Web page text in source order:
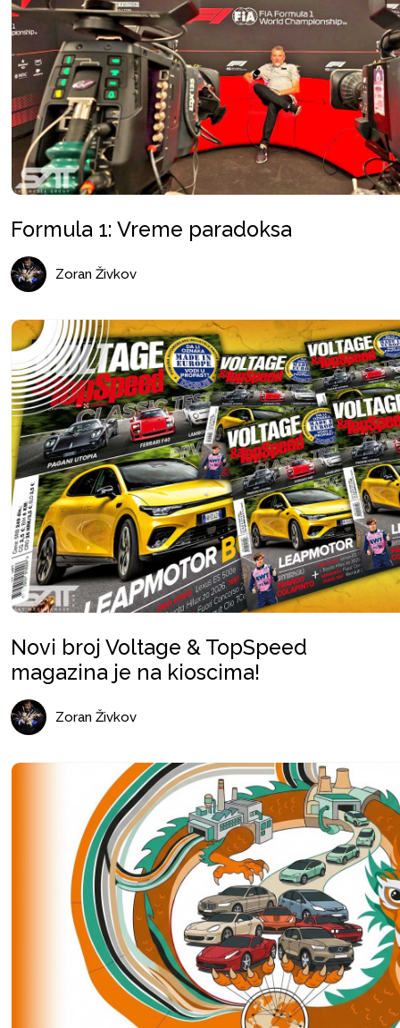
Formula 1: Vreme paradoksa
Zoran Živkov
Novi broj Voltage & TopSpeed
magazina je na kioscima!
Zoran Živkov